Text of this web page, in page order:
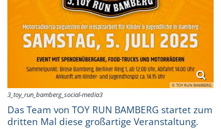
© TOY RUN BAMBERG
3_toy_run_bamberg_social-media3
Das Team von TOY RUN BAMBERG startet zum
dritten Mal diese großartige Veranstaltung.